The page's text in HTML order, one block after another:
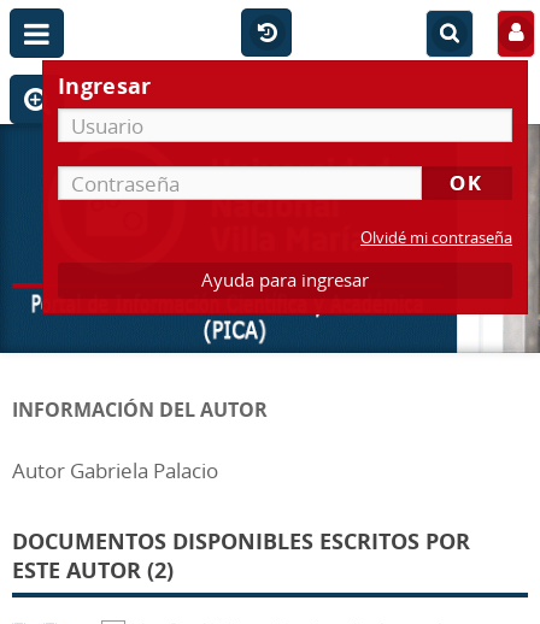
Ingresar
Olvidé mi contraseña
Ayuda para ingresar
INFORMACIÓN DEL AUTOR
Autor Gabriela Palacio
DOCUMENTOS DISPONIBLES ESCRITOS POR
ESTE AUTOR (2)